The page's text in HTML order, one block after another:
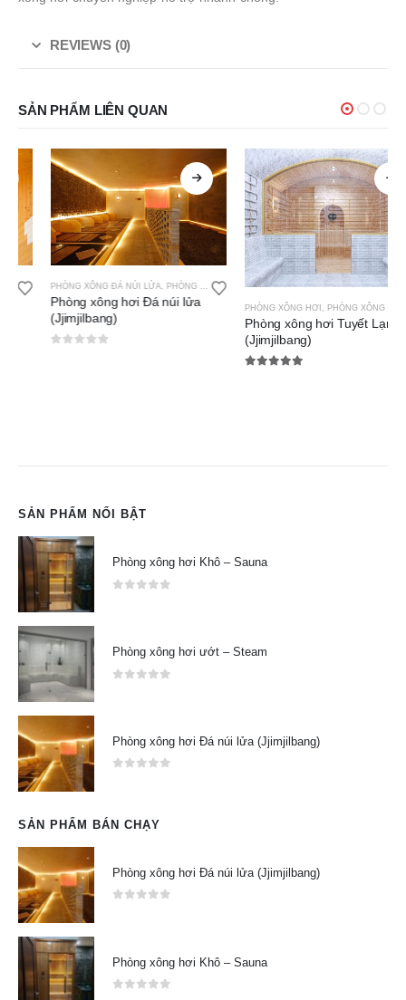
REVIEWS (0)
SẢN PHẨM LIÊN QUAN
PHÒNG XÔNG ĐÁ NÚI LỬA,PHÒNG XÔNG HƠI
Phòng xông hơi Đá núi lửa
(Jjimjilbang)
PHÒNG XÔNG HƠI, PHÒNG XÔNG TUYẾT LẠNH
Phòng xông hơi Tuyết Lạnh
(Jjimjilbang)
SẢN PHẨM NỔI BẬT
Phòng xông hơi Khô – Sauna
Phòng xông hơi ướt – Steam
Phòng xông hơi Đá núi lửa (Jjimjilbang)
SẢN PHẨM BÁN CHẠY
Phòng xông hơi Đá núi lửa (Jjimjilbang)
Phòng xông hơi Khô – Sauna